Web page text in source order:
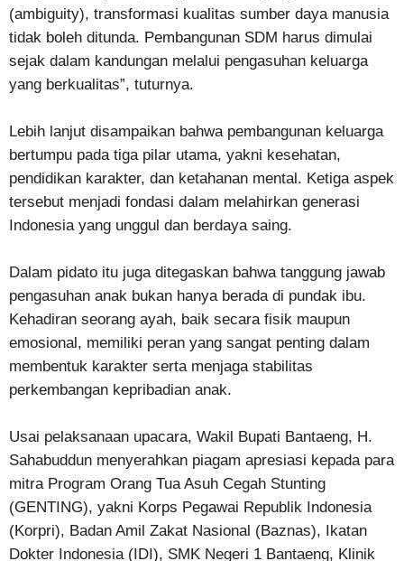
(ambiguity), transformasi kualitas sumber daya manusia
tidak boleh ditunda. Pembangunan SDM harus dimulai
sejak dalam kandungan melalui pengasuhan keluarga
yang berkualitas”, tuturnya.
Lebih lanjut disampaikan bahwa pembangunan keluarga
bertumpu pada tiga pilar utama, yakni kesehatan,
pendidikan karakter, dan ketahanan mental. Ketiga aspek
tersebut menjadi fondasi dalam melahirkan generasi
Indonesia yang unggul dan berdaya saing.
Dalam pidato itu juga ditegaskan bahwa tanggung jawab
pengasuhan anak bukan hanya berada di pundak ibu.
Kehadiran seorang ayah, baik secara fisik maupun
emosional, memiliki peran yang sangat penting dalam
membentuk karakter serta menjaga stabilitas
perkembangan kepribadian anak.
Usai pelaksanaan upacara, Wakil Bupati Bantaeng, H.
Sahabuddun menyerahkan piagam apresiasi kepada para
mitra Program Orang Tua Asuh Cegah Stunting
(GENTING), yakni Korps Pegawai Republik Indonesia
(Korpri), Badan Amil Zakat Nasional (Baznas), Ikatan
Dokter Indonesia (IDI), SMK Negeri 1 Bantaeng, Klinik